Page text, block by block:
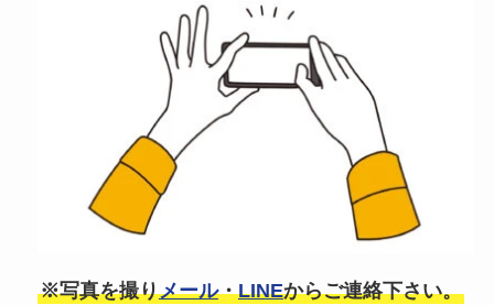
※写真を撮りメール・LINEからご連絡下さい。